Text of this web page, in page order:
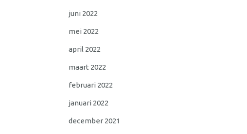
juni 2022
mei 2022
april 2022
maart 2022
februari 2022
januari 2022
december 2021